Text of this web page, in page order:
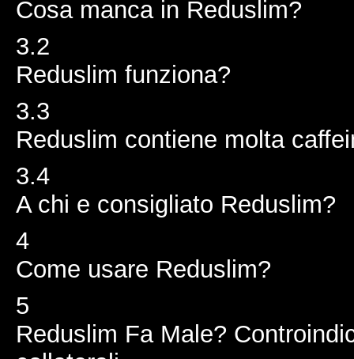
Cosa manca in Reduslim?
3.2
Reduslim funziona?
3.3
Reduslim contiene molta
3.4
A chi e consigliato Reduslim?
4
Come usare Reduslim?
5
Reduslim Fa Male?